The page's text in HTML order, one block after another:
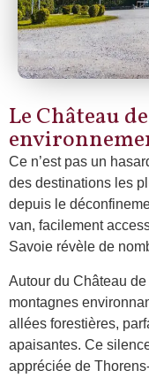
Le Château
Ce n’est pas un
des destinations les
depuis le
van, facilement
Savoie révèle de
Autour du Château
montagnes
allées forestières,
apaisantes. Ce
appréciée de